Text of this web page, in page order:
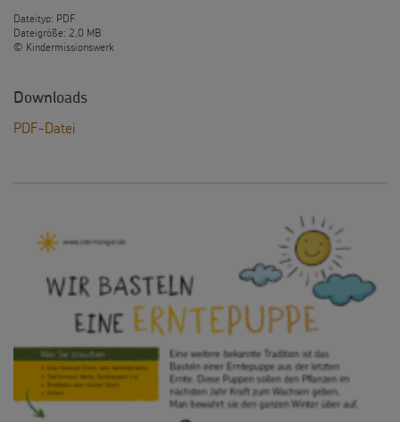
Dateityp: PDF
Dateigröße: 2,0 MB
© Kindermissionswerk
Downloads
PDF-Datei